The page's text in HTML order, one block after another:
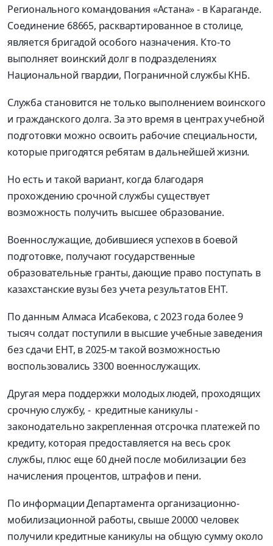
Регионального командования «Астана» - в Караганде.
Соединение 68665, расквартированное в столице,
является бригадой особого назначения. Кто-то
выполняет воинский долг в подразделениях
Национальной гвардии, Пограничной службы КНБ.
Служба становится не только выполнением воинского
и гражданского долга. За это время в центрах учебной
подготовки можно освоить рабочие специальности,
которые пригодятся ребятам в дальнейшей жизни.
Но есть и такой вариант, когда благодаря
прохождению срочной службы существует
возможность получить высшее образование.
Военнослужащие, добившиеся успехов в боевой
подготовке, получают государственные
образовательные гранты, дающие право поступать в
казахстанские вузы без учета результатов ЕНТ.
По данным Алмаса Исабекова, с 2023 года более 9
тысяч солдат поступили в высшие учебные заведения
без сдачи ЕНТ, в 2025-м такой возможностью
воспользовались 3300 военнослужащих.
Другая мера поддержки молодых людей, проходящих
срочную службу, - кредитные каникулы -
законодательно закрепленная отсрочка платежей по
кредиту, которая предоставляется на весь срок
службы, плюс еще 60 дней после мобилизации без
начисления процентов, штрафов и пени.
По информации Департамента организационно-
мобилизационной работы, свыше 20000 человек
получили кредитные каникулы на общую сумму около